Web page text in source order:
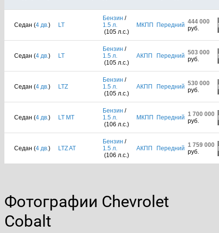
Седан (4 дв.) LT
Бензин /
1.5 л.
(105 л.с.)
МКПП Передний 444 000
руб.
Седан (4 дв.) LT
Бензин /
1.5 л.
(105 л.с.)
АКПП Передний 503 000
руб.
Седан (4 дв.) LTZ
Бензин /
1.5 л.
(105 л.с.)
АКПП Передний 530 000
руб.
Седан (4 дв.) LT MT
Бензин /
1.5 л.
(106 л.с.)
МКПП Передний 1 700 000
руб.
Седан (4 дв.) LTZ AT
Бензин /
1.5 л.
(106 л.с.)
АКПП Передний 1 759 000
руб.
Фотографии Chevrolet
Cobalt